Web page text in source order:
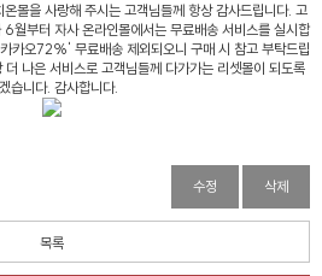
몰을 사랑해 주시는 고객님들께 항상 감사드립니다. 고
월부터 자사 온라인몰에서는 무료배송 서비스를 실시합
카오72%' 무료배송 제외되오니 구매 시 참고 부탁드립
나은 서비스로 고객님들께 다가가는 리셋몰이 되도록
습니다. 감사합니다.
수정 삭제
목록
백화점] 롯데백화점 본점(명동점) POP-UP
산] 작지만 선한 영향력의 시작